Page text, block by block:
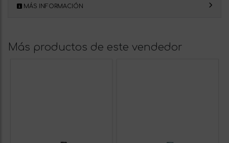
MÁS INFORMACIÓN
Más productos de este vendedor